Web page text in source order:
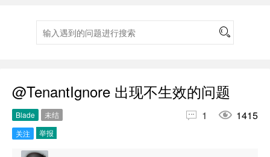
@TenantIgnore 出现不生效的问题
Blade
未结
关注
举报
 1  1415